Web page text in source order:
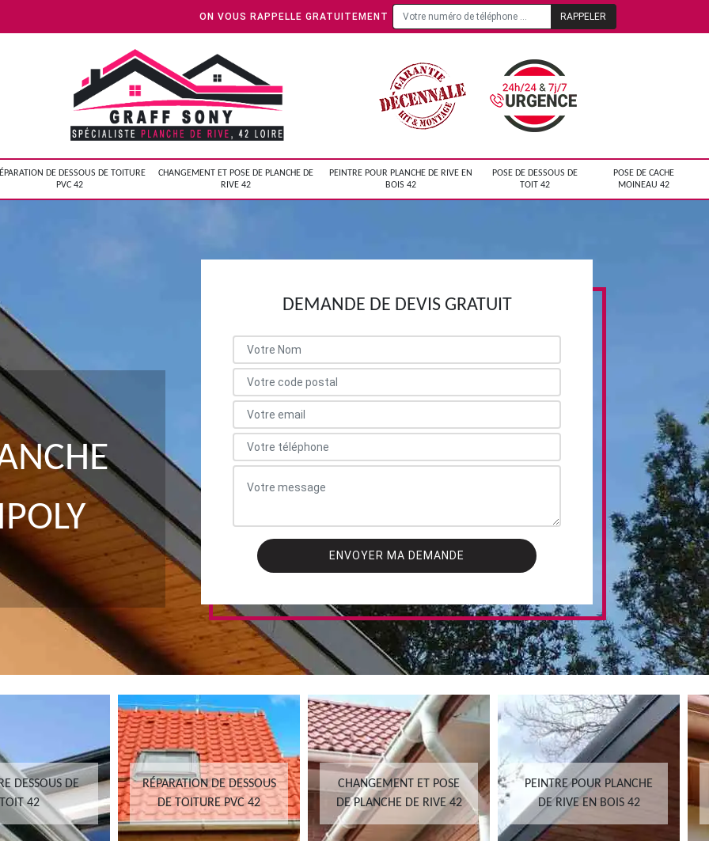
ON VOUS RAPPELLE GRATUITEMENT
DE DESSOUS DE TOITURE
PVC 42
CHANGEMENT ET POSE DE PLANCHE DE
RIVE 42
PEINTRE POUR PLANCHE DE RIVE EN
BOIS 42
POSE DE DESSOUS DE
TOIT 42
POSE DE CACHE
MOINEAU 42
DEMANDE DE DEVIS GRATUIT
DESSOUS DE
TOIT 42
RÉPARATION DE DESSOUS
DE TOITURE PVC 42
CHANGEMENT ET POSE
DE PLANCHE DE RIVE 42
PEINTRE POUR PLANCHE
DE RIVE EN BOIS 42